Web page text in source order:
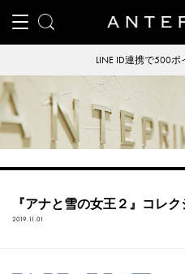
LINE ID連携で500
『アナと雪の女王２』コレ
2019.11.01